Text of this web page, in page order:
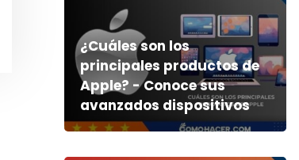
¿Cuáles son los
principales productos de
Apple? - Conoce sus
avanzados dispositivos